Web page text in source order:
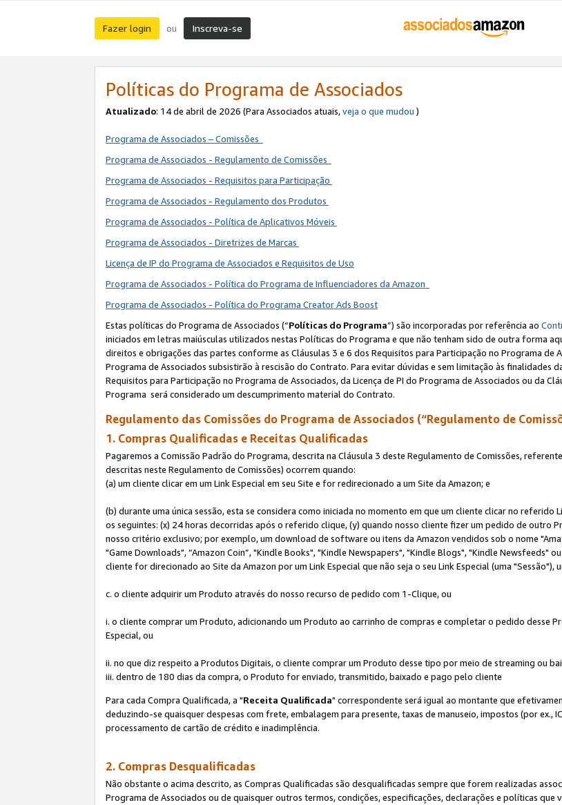
Fazer login ou Inscreva-se
Políticas do Programa de Associados
Atualizado: 14 de abril de 2026 (Para Associados atuais,veja o que mudou )
Programa de Associados – Comissões
Programa de Associados - Regulamento de Comissões
Programa de Associados - Requisitos para Participação
Programa de Associados - Regulamento dos Produtos
Programa de Associados - Política de Aplicativos Móveis
Programa de Associados - Diretrizes de Marcas
Licença de IP do Programa de Associados e Requisitos de Uso
Programa de Associados - Política do Programa de Influenciadores da Amazon
Programa de Associados - Política do Programa Creator Ads Boost
Estas políticas do Programa de Associados (“Políticas do Programa”) são incorporadas por referência ao
iniciados em letras maiúsculas utilizados nestas Políticas do Programa e que não tenham sido de outra forma
direitos e obrigações das partes conforme as Cláusulas 3 e 6 dos Requisitos para Participação no Programa de
Programa de Associados subsistirão à rescisão do Contrato. Para evitar dúvidas e sem limitação às finalidades
Requisitos para Participação no Programa de Associados, da Licença de PI do Programa de Associados ou da
Programa será considerado um descumprimento material do Contrato.
Regulamento das Comissões do Programa de Associados (“Regulamento de
1. Compras Qualificadas e Receitas Qualificadas
Pagaremos a Comissão Padrão do Programa, descrita na Cláusula 3 deste Regulamento de Comissões,
descritas neste Regulamento de Comissões) ocorrem quando:
(a) um cliente clicar em um Link Especial em seu Site e for redirecionado a um Site da Amazon; e
(b) durante uma única sessão, esta se considera como iniciada no momento em que um cliente clicar no
os seguintes: (x) 24 horas decorridas após o referido clique, (y) quando nosso cliente fizer um pedido de outro
nosso critério exclusivo; por exemplo, um download de software ou itens da Amazon vendidos sob o nome
"Game Downloads", “Amazon Coin”, "Kindle Books", "Kindle Newspapers", "Kindle Blogs", "Kindle Newsfeeds"
cliente for direcionado ao Site da Amazon por um Link Especial que não seja o seu Link Especial (uma "Sessão"),
c. o cliente adquirir um Produto através do nosso recurso de pedido com 1-Clique, ou
i. o cliente comprar um Produto, adicionando um Produto ao carrinho de compras e completar o pedido desse
Especial, ou
ii. no que diz respeito a Produtos Digitais, o cliente comprar um Produto desse tipo por meio de streaming ou
iii. dentro de 180 dias da compra, o Produto for enviado, transmitido, baixado e pago pelo cliente
Para cada Compra Qualificada, a "Receita Qualificada" correspondente será igual ao montante que
deduzindo-se quaisquer despesas com frete, embalagem para presente, taxas de manuseio, impostos (por ex.,
processamento de cartão de crédito e inadimplência.
2. Compras Desqualificadas
Não obstante o acima descrito, as Compras Qualificadas são desqualificadas sempre que forem realizadas
Programa de Associados ou de quaisquer outros termos, condições, especificações, declarações e políticas que